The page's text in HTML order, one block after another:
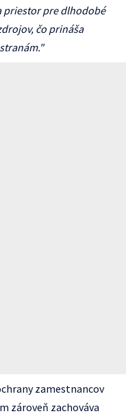
priestor pre dlhodobé
čo prináša
zamestnancov
zároveň zachováva